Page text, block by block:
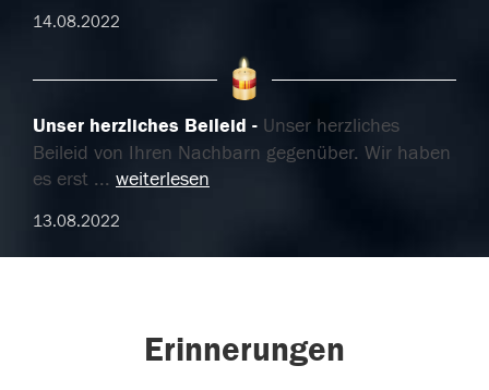
14.08.2022
Unser herzliches Beileid
Unser herzliches
Beileid von Ihren Nachbarn gegenüber. Wir haben
es erst ... weiterlesen
13.08.2022
Erinnerungen